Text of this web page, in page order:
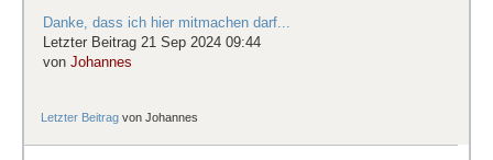
Danke, dass ich hier mitmachen darf...
Letzter Beitrag 21 Sep 2024 09:44
von Johannes
Letzter Beitrag vonJohannes